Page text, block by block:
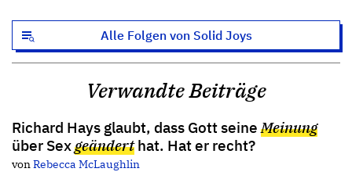
Alle Folgen von Solid Joys
Verwandte Beiträge
Richard Hays glaubt, dass Gott seine Meinung
über Sexgeänderthat. Hat er recht?
von Rebecca McLaughlin